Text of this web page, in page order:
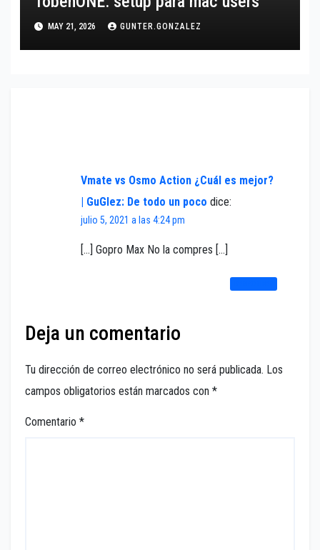
MAY 21, 2026 GUNTER.GONZALEZ
Vmate vs Osmo Action ¿Cuál es mejor?
| GuGlez: De todo un poco dice:
julio 5, 2021 a las 4:24 pm
[…] Gopro Max No la compres […]
Deja un comentario
Tu dirección de correo electrónico no será publicada. Los
campos obligatorios están marcados con *
Comentario *